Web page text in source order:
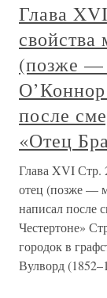
Глава
(позже —
после
«Отец
Глава XVI Стр.
отец (позже —
написал после
Честертоне»
городок в
Вулворд